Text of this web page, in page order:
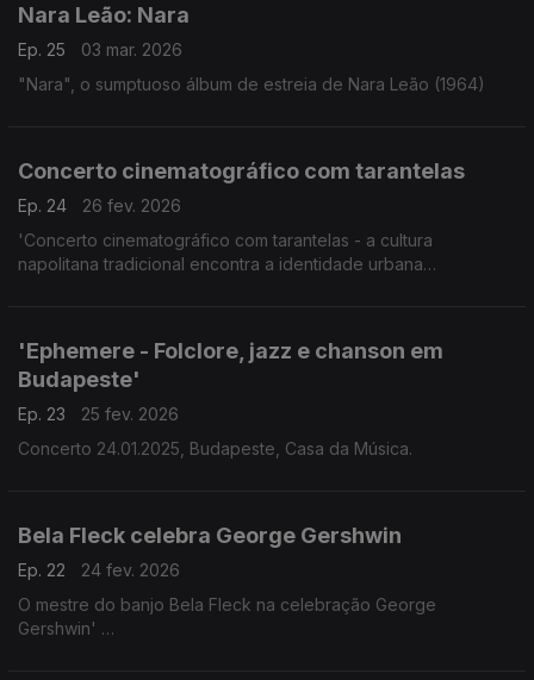
Nara Leão: Nara
Ep. 25
03 mar. 2026
"Nara", o sumptuoso álbum de estreia de Nara Leão (1964)
Concerto cinematográfico com tarantelas
Ep. 24
26 fev. 2026
'Concerto cinematográfico com tarantelas - a cultura
napolitana tradicional encontra a identidade urbana
'Ephemere - Folclore, jazz e chanson em
Budapeste'
Ep. 23
25 fev. 2026
Concerto 24.01.2025, Budapeste, Casa da Música.
Bela Fleck celebra George Gershwin
Ep. 22
24 fev. 2026
O mestre do banjo Bela Fleck na celebração George
Gershwin'